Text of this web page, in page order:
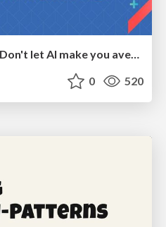
The SEO identity crisis: Don't let AI make you average
0 520